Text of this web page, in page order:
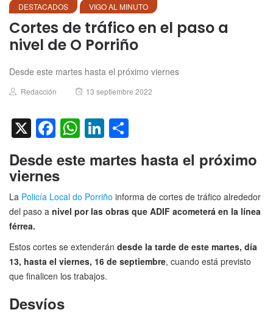
DESTACADOS VIGO AL MINUTO
Cortes de tráfico en el paso a
nivel de O Porriño
Desde este martes hasta el próximo viernes
Author
Redacción
Posted
13 septiembre 2022
X Facebook
WhatsApp
LinkedIn
Desde este martes hasta el próximo
viernes
La Policía Local do Porriño informa de cortes de tráfico alrededor
del paso a nivel por las obras que ADIF acometerá en la línea
férrea.
Estos cortes se extenderán desde la tarde de este martes, día
13, hasta el viernes, 16 de septiembre, cuando está previsto
que finalicen los trabajos.
Desvíos